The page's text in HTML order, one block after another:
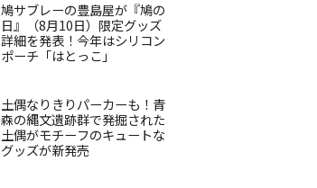
鳩サブレーの豊島屋が『鳩の
日』（8月10日）限定グッズ
詳細を発表！今年はシリコン
ポーチ「はとっこ」
土偶なりきりパーカーも！青
森の縄文遺跡群で発掘された
土偶がモチーフのキュートな
グッズが新発売